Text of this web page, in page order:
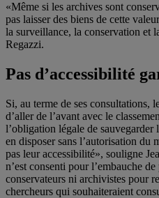
«Même si les archives sont
pas laisser des biens de cette
la surveillance, la conservation et
Regazzi.
Pas d’accessibilité
Si, au terme de ses consultations,
d’aller de l’avant avec le
l’obligation légale de
en disposer sans l’autorisation du
pas leur accessibilité», souligne
n’est consenti pour l’embauche
conservateurs ni archivistes pour
chercheurs qui souhaiteraient